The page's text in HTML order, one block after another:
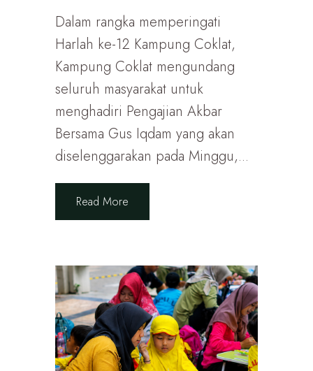
Dalam rangka memperingati
Harlah ke-12 Kampung Coklat,
Kampung Coklat mengundang
seluruh masyarakat untuk
menghadiri Pengajian Akbar
Bersama Gus Iqdam yang akan
diselenggarakan pada Minggu,...
Read More